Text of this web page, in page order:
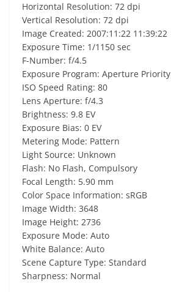
Horizontal Resolution: 72 dpi
Vertical Resolution: 72 dpi
Image Created: 2007:11:22 11:39:22
Exposure Time: 1/1150 sec
F-Number: f/4.5
Exposure Program: Aperture Priority
ISO Speed Rating: 80
Lens Aperture: f/4.3
Brightness: 9.8 EV
Exposure Bias: 0 EV
Metering Mode: Pattern
Light Source: Unknown
Flash: No Flash, Compulsory
Focal Length: 5.90 mm
Color Space Information: sRGB
Image Width: 3648
Image Height: 2736
Exposure Mode: Auto
White Balance: Auto
Scene Capture Type: Standard
Sharpness: Normal